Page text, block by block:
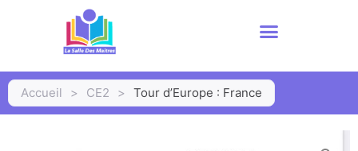
Accueil > CE2 > Tour d’Europe : France